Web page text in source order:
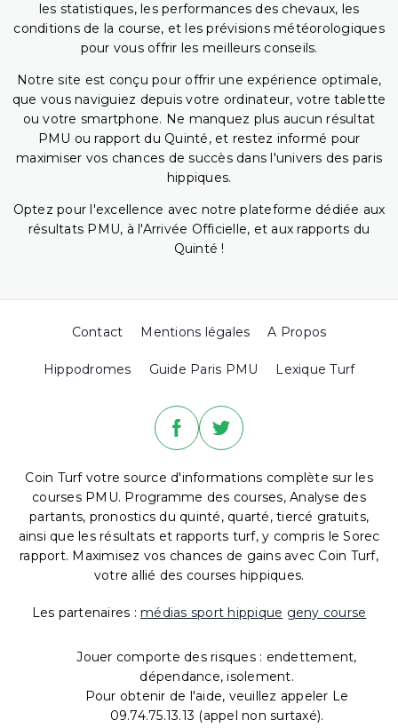
les statistiques, les performances des chevaux, les
conditions de la course, et les prévisions météorologiques
pour vous offrir les meilleurs conseils.
Notre site est conçu pour offrir une expérience optimale,
que vous naviguiez depuis votre ordinateur, votre tablette
ou votre smartphone. Ne manquez plus aucun résultat
PMU ou rapport du Quinté, et restez informé pour
maximiser vos chances de succès dans l'univers des paris
hippiques.
Optez pour l'excellence avec notre plateforme dédiée aux
résultats PMU, à l'Arrivée Officielle, et aux rapports du
Quinté !
Contact Mentions légales A Propos
Hippodromes Guide Paris PMU Lexique Turf
Coin Turf votre source d'informations complète sur les
courses PMU. Programme des courses, Analyse des
partants, pronostics du quinté, quarté, tiercé gratuits,
ainsi que les résultats et rapports turf, y compris le Sorec
rapport. Maximisez vos chances de gains avec Coin Turf,
votre allié des courses hippiques.
Les partenaires : médias sport hippique geny course
Jouer comporte des risques : endettement,
dépendance, isolement.
Pour obtenir de l'aide, veuillez appeler Le
09.74.75.13.13 (appel non surtaxé).